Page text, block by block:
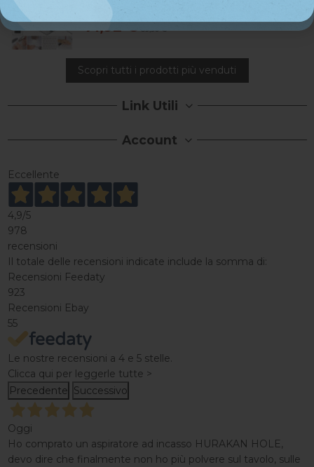
All-in-One Estetista Fresa Aspiratore...
71,92 €
Scopri tutti i prodotti più venduti
Link Utili
Account
Eccellente
4,9/5
978
recensioni
Il totale delle recensioni indicate include la somma di:
Recensioni Feedaty
923
Recensioni Ebay
55
Le nostre recensioni a 4 e 5 stelle.
Clicca qui per leggerle tutte >
Precedente Successivo
Oggi
Ho comprato un aspiratore ad incasso HURAKAN HOLE,
devo dire che finalmente non ho più polvere sul tavolo, sulle